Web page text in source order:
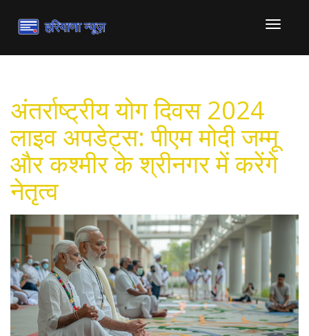
टॉगल
संचालित
अंतर्राष्ट्रीय योग दिवस 2024
लाइव अपडेट्स: पीएम मोदी जम्मू
और कश्मीर के श्रीनगर में करेंगे
नेतृत्व